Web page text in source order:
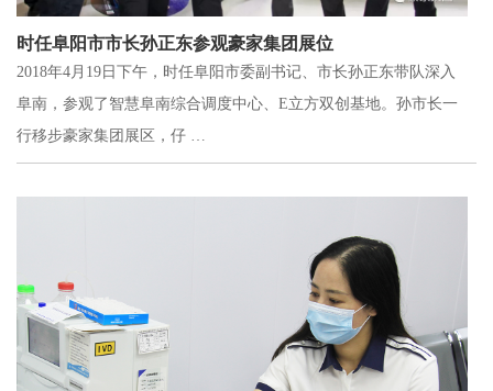
时任阜阳市市长孙正东参观豪家集团展位
2018年4月19日下午，时任阜阳市委副书记、市长孙正东带队深入
阜南，参观了智慧阜南综合调度中心、E立方双创基地。孙市长一
行移步豪家集团展区，仔 …